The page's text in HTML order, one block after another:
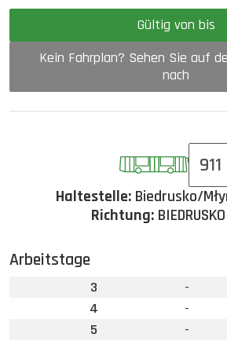
Gültig von bis
Kein Fahrplan? Sehen Sie auf
nach
911
Haltestelle:Biedrusko/
Richtung:
Arbeitstage
3
-
4
-
5
-